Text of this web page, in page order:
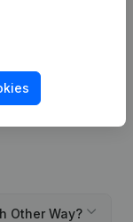
Bijkantoor,
Other Way?